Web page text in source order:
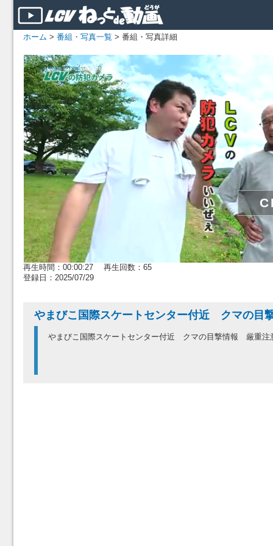
ホーム > 番組・写真一覧 > 番組・写真詳細
再生時間：00:00:27 再生回数：65
登録日：2025/07/29
やまびこ国際スケートセンター付近 クマの
やまびこ国際スケートセンター付近 クマの目撃情報 厳重